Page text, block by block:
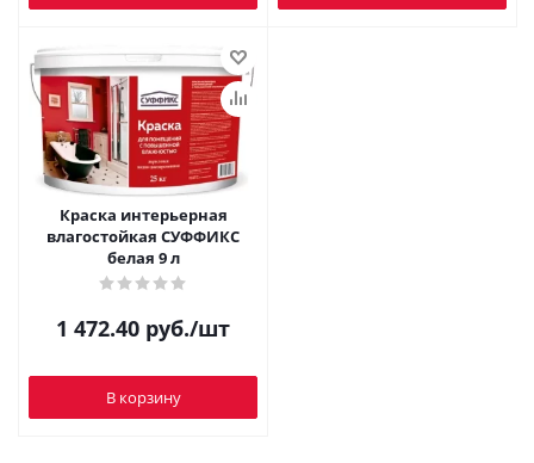
Краска интерьерная
влагостойкая СУФФИКС
белая 9 л
1 472.40 руб./шт
В корзину